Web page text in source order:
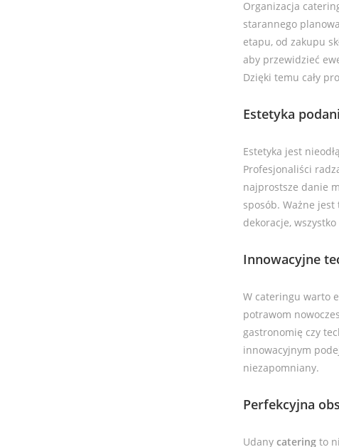
Organizacja
starannego
etapu, od zakupu
aby przewidzieć
Dzięki temu cały
Estetyka
Estetyka jest
Profesjonaliści
najprostsze danie
sposób. Ważne
dekoracje,
Innowacyjne
W cateringu warto
potrawom
gastronomię czy
innowacyjnym
niezapomniany.
Perfekcyjna
Udany catering to